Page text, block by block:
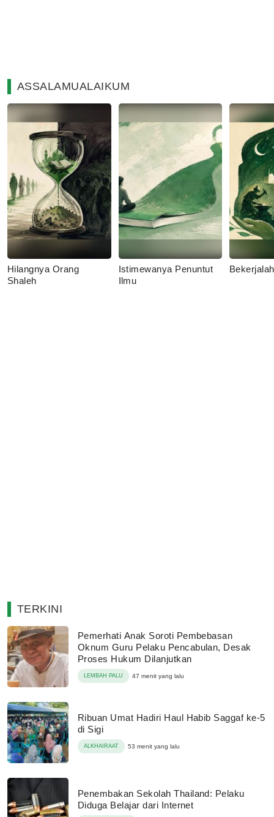
ASSALAMUALAIKUM
Hilangnya Orang
Shaleh
Istimewanya Penuntut
Ilmu
Bekerjalah
TERKINI
Pemerhati Anak Soroti Pembebasan
Oknum Guru Pelaku Pencabulan, Desak
Proses Hukum Dilanjutkan
LEMBAH PALU 47 menit yang lalu
Ribuan Umat Hadiri Haul Habib Saggaf ke-5
di Sigi
ALKHAIRAAT 53 menit yang lalu
Penembakan Sekolah Thailand: Pelaku
Diduga Belajar dari Internet